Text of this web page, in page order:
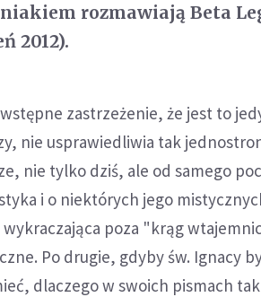
rozmawiają Beta
2012).
zastrzeżenie, że jest to
nie usprawiedliwia tak
nie tylko dziś, ale od samego
i o niektórych jego
wykraczająca poza "krąg
Po drugie, gdyby św. Ignacy
dlaczego w swoich pismach